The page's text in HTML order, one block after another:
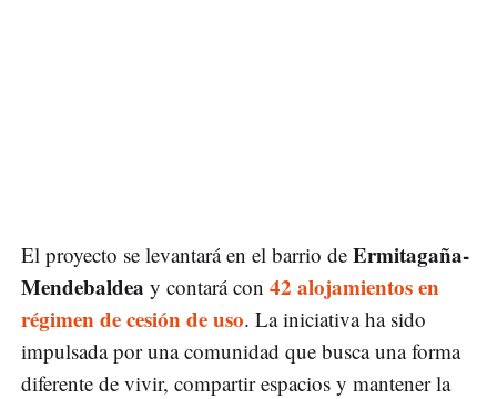
El proyecto se levantará en el barrio de Ermitagaña-
Mendebaldea y contará con 42 alojamientos en
régimen de cesión de uso. La iniciativa ha sido
impulsada por una comunidad que busca una forma
diferente de vivir, compartir espacios y mantener la